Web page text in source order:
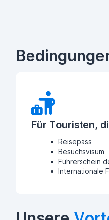
Für Touristen,
Reisepass
Besuchsvisum
Führerschein
Internationale